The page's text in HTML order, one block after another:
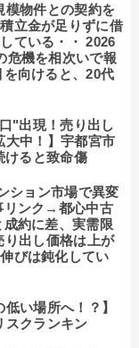
模物件との契約を
立金が足りずに借
ている・・ 2026
危機を相次いで報
向けると、20代
"出現！売り出し
大中！】宇都宮市
けると致命傷
ション市場で異変
リンク→都心中古
約に差、実需限
り出し価格は上が
びは鈍化してい
い場所へ！？】
スクランキン